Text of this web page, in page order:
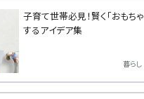
子育て世帯必見！賢く「おもち
するアイデア集
暮らし